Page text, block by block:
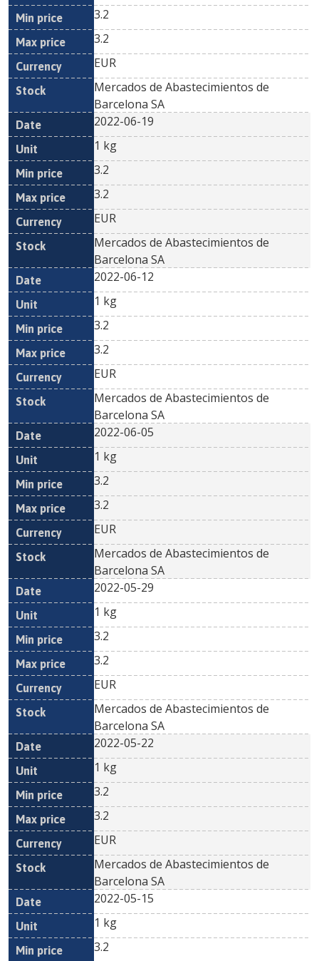
3.2
3.2
EUR
Mercados de Abastecimientos de
Barcelona SA
2022-06-19
1 kg
3.2
3.2
EUR
Mercados de Abastecimientos de
Barcelona SA
2022-06-12
1 kg
3.2
3.2
EUR
Mercados de Abastecimientos de
Barcelona SA
2022-06-05
1 kg
3.2
3.2
EUR
Mercados de Abastecimientos de
Barcelona SA
2022-05-29
1 kg
3.2
3.2
EUR
Mercados de Abastecimientos de
Barcelona SA
2022-05-22
1 kg
3.2
3.2
EUR
Mercados de Abastecimientos de
Barcelona SA
2022-05-15
1 kg
3.2